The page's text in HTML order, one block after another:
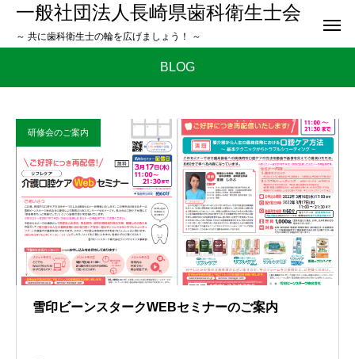
一般社団法人長崎県歯科衛生士会
～ 共に歯科衛生士の輪を広げましょう！ ～
BLOG
研修会のご案内
雪印ビーンスタークWEBセミナーのご案内